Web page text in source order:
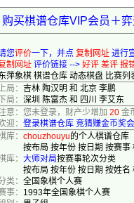
购买棋谱仓库VIP会员＋
您评价一下，并点 复制网址 进行
制网址 评价链接 --> 好评 差评 报
萍象棋 棋谱仓库 动态棋盘 比赛列
局： 吉林 陶汉明 和 北京 李鹏
下局： 深圳 陈富杰 和 四川 李艾东
意：您未登录，财产少增加 20 金
迎： 登录棋谱仓库 竞猜赚金币奖
库： chouzhouyu的个人棋谱仓库
按布局 按年份 按日期 按赛事
库： 大师对局按赛事轮次分类
按布局 按年份 按日期 按姓名
类： 全国象棋个人赛
事： 1993年全国象棋个人赛